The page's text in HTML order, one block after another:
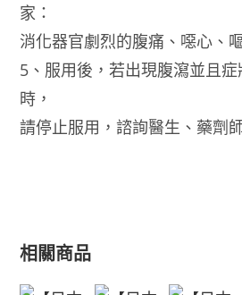
家：
消化器官劇烈的腹痛、噁心、
5、服用後，若出現腹瀉並且
時，
請停止服用，諮詢醫生、藥劑
相關商品